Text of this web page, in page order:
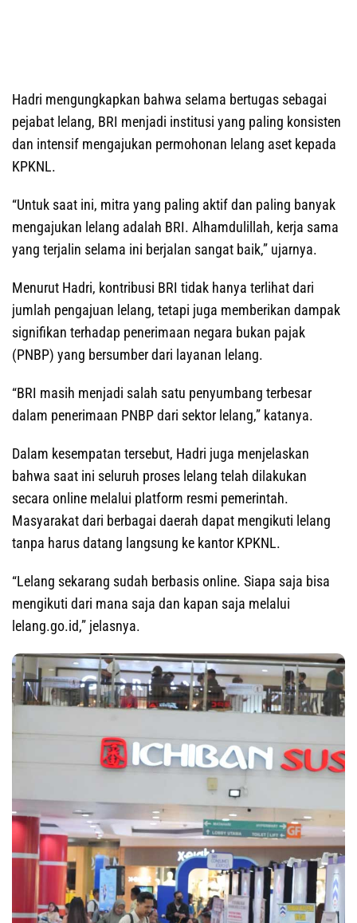
Hadri mengungkapkan bahwa selama bertugas sebagai
pejabat lelang, BRI menjadi institusi yang paling konsisten
dan intensif mengajukan permohonan lelang aset kepada
KPKNL.
“Untuk saat ini, mitra yang paling aktif dan paling banyak
mengajukan lelang adalah BRI. Alhamdulillah, kerja sama
yang terjalin selama ini berjalan sangat baik,” ujarnya.
Menurut Hadri, kontribusi BRI tidak hanya terlihat dari
jumlah pengajuan lelang, tetapi juga memberikan dampak
signifikan terhadap penerimaan negara bukan pajak
(PNBP) yang bersumber dari layanan lelang.
“BRI masih menjadi salah satu penyumbang terbesar
dalam penerimaan PNBP dari sektor lelang,” katanya.
Dalam kesempatan tersebut, Hadri juga menjelaskan
bahwa saat ini seluruh proses lelang telah dilakukan
secara online melalui platform resmi pemerintah.
Masyarakat dari berbagai daerah dapat mengikuti lelang
tanpa harus datang langsung ke kantor KPKNL.
“Lelang sekarang sudah berbasis online. Siapa saja bisa
mengikuti dari mana saja dan kapan saja melalui
lelang.go.id,” jelasnya.